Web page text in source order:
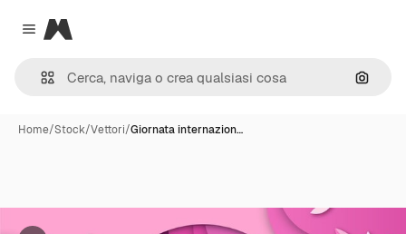
Close menu
Magnific
Cerca
Home/Stock/Vettori/Giornata internazion…